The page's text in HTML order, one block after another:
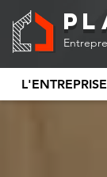
L'ENTREPRISE